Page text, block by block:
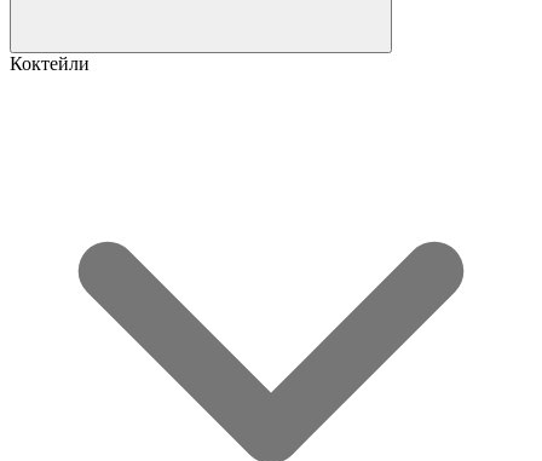
Коктейли